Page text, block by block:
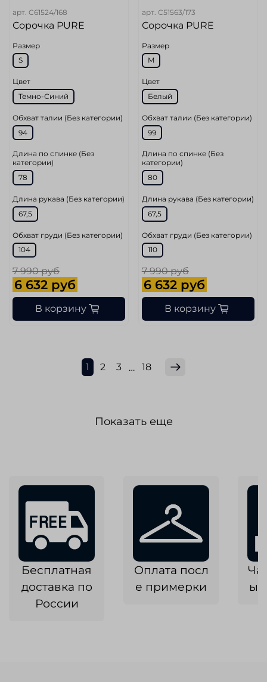
арт. C61524/168
Сорочка PURE
Размер
S
Цвет
Темно-Синий
Обхват талии (Без категории)
94
Длина по спинке (Без
категории)
78
Длина рукава (Без категории)
67,5
Обхват груди (Без категории)
104
7 990 руб
6 632 руб
В корзину
арт. C51563/173
Сорочка PURE
Размер
M
Цвет
Белый
Обхват талии (Без категории)
99
Длина по спинке (Без
категории)
80
Длина рукава (Без категории)
67,5
Обхват груди (Без категории)
110
7 990 руб
6 632 руб
В корзину
1 2 3 … 18
Показать еще
Бесплатная
доставка по
России
Оплата посл
е примерки